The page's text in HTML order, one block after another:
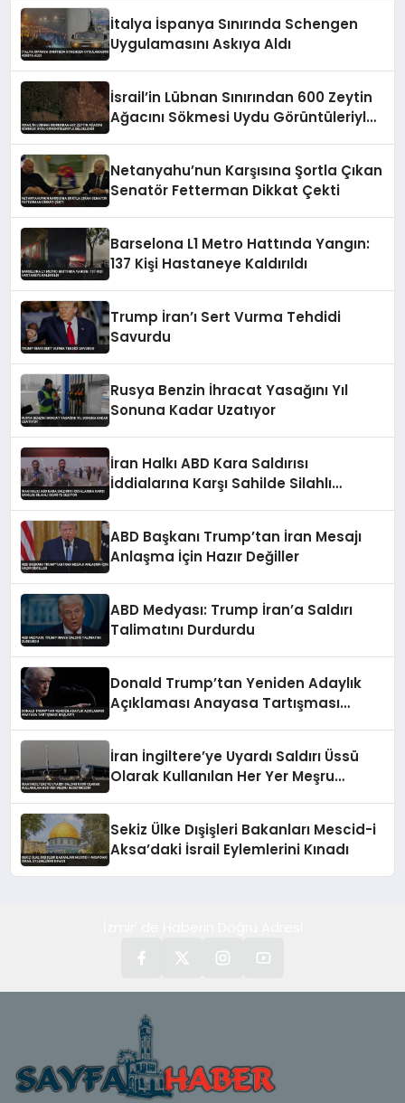
İtalya İspanya Sınırında Schengen
Uygulamasını Askıya Aldı
İsrail’in Lübnan Sınırından 600 Zeytin
Ağacını Sökmesi Uydu Görüntüleriyle
Netanyahu’nun Karşısına Şortla Çıkan
Senatör Fetterman Dikkat Çekti
Barselona L1 Metro Hattında Yangın:
137 Kişi Hastaneye Kaldırıldı
Trump İran’ı Sert Vurma Tehdidi
Savurdu
Rusya Benzin İhracat Yasağını Yıl
Sonuna Kadar Uzatıyor
İran Halkı ABD Kara Saldırısı
İddialarına Karşı Sahilde Silahlı
ABD Başkanı Trump’tan İran Mesajı
Anlaşma İçin Hazır Değiller
ABD Medyası: Trump İran’a Saldırı
Talimatını Durdurdu
Donald Trump’tan Yeniden Adaylık
Açıklaması Anayasa Tartışması
İran İngiltere’ye Uyardı Saldırı Üssü
Olarak Kullanılan Her Yer Meşru
Sekiz Ülke Dışişleri Bakanları Mescid-i
Aksa’daki İsrail Eylemlerini Kınadı